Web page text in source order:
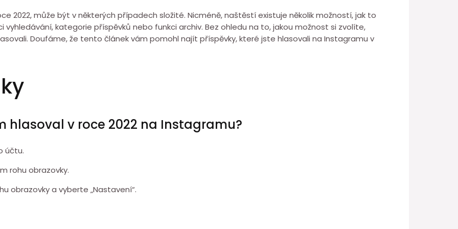
2022, může být v některých případech složité. Nicméně, naštěstí existuje několik možností, jak to
kategorie příspěvků nebo funkci archiv. Bez ohledu na to, jakou možnost si zvolíte,
Doufáme, že tento článek vám pomohl najít příspěvky, které jste hlasovali na Instagramu v
hlasoval v roce 2022 na Instagramu?
účtu.
rohu obrazovky.
obrazovky a vyberte „Nastavení“.